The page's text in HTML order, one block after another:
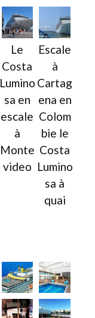
Le
Costa
Lumino
sa en
escale
à
Monte
video
Escale
à
Cartag
ena en
Colom
bie le
Costa
Lumino
sa à
quai